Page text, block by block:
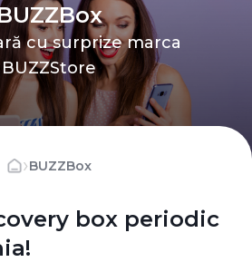
cu surprize marca
BUZZStore
›BUZZBox
box periodic